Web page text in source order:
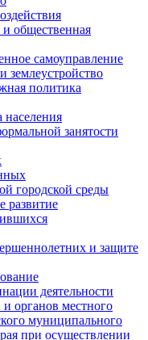
общественная
самоуправление
землеустройство
политика
населения
занятости
городской среды
развитие
и защите
деятельности
органов местного
муниципального
при осуществлении